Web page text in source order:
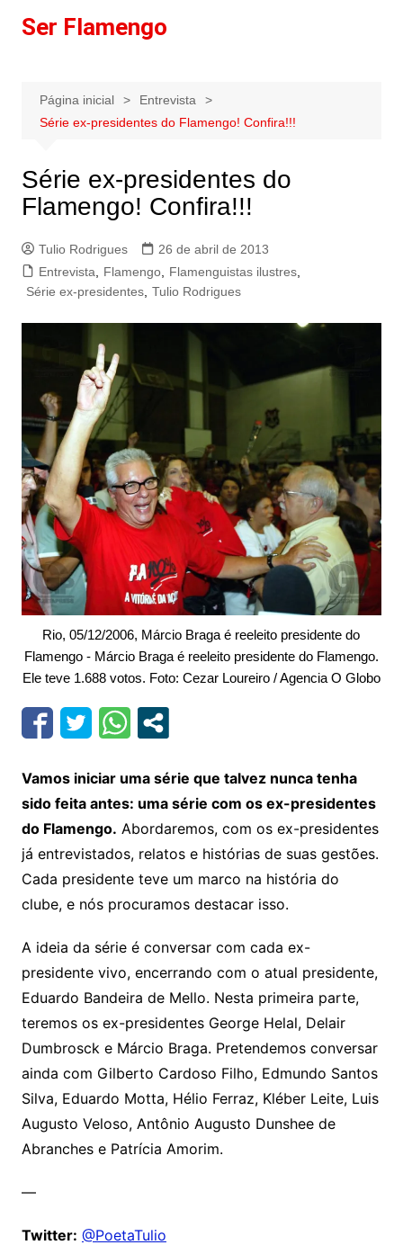
paraSer Flamengo
Página inicial
Entrevista
Série ex-presidentes do Flamengo! Confira!!!
Série ex-presidentes do
Flamengo! Confira!!!
Tulio Rodrigues
26 de abril de 2013
Entrevista
Flamengo, Flamenguistas ilustres,
Série ex-presidentes, Tulio Rodrigues
Rio, 05/12/2006, Márcio Braga é reeleito presidente do
Flamengo - Márcio Braga é reeleito presidente do Flamengo.
Ele teve 1.688 votos. Foto: Cezar Loureiro / Agencia O Globo
Vamos iniciar uma série que talvez nunca tenha
sido feita antes: uma série com os ex-presidentes
do Flamengo. Abordaremos, com os ex-presidentes
já entrevistados, relatos e histórias de suas gestões.
Cada presidente teve um marco na história do
clube, e nós procuramos destacar isso.
A ideia da série é conversar com cada ex-
presidente vivo, encerrando com o atual presidente,
Eduardo Bandeira de Mello. Nesta primeira parte,
teremos os ex-presidentes George Helal, Delair
Dumbrosck e Márcio Braga. Pretendemos conversar
ainda com Gilberto Cardoso Filho, Edmundo Santos
Silva, Eduardo Motta, Hélio Ferraz, Kléber Leite, Luis
Augusto Veloso, Antônio Augusto Dunshee de
Abranches e Patrícia Amorim.
—
Twitter: @PoetaTulio